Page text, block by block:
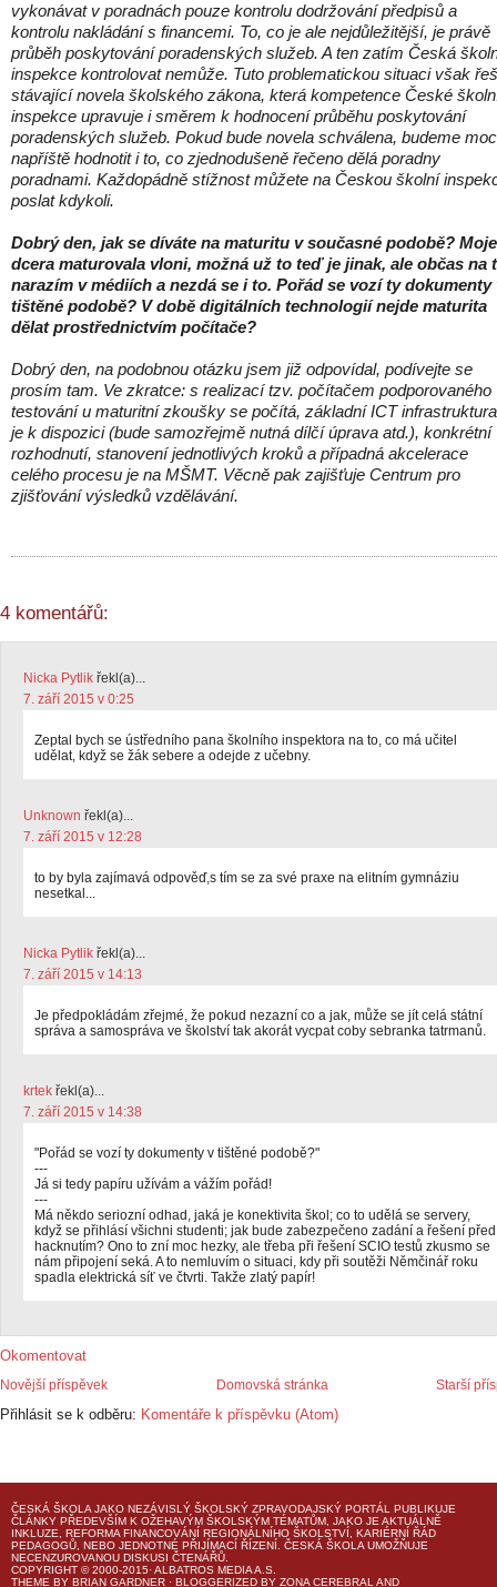
vykonávat v poradnách pouze kontrolu dodržování předpisů a
kontrolu nakládání s financemi. To, co je ale nejdůležitější, je právě
průběh poskytování poradenských služeb. A ten zatím Česká
inspekce kontrolovat nemůže. Tuto problematickou situaci však
stávající novela školského zákona, která kompetence České
inspekce upravuje i směrem k hodnocení průběhu poskytování
poradenských služeb. Pokud bude novela schválena, budeme
napříště hodnotit i to, co zjednodušeně řečeno dělá poradny
poradnami. Každopádně stížnost můžete na Českou školní
poslat kdykoli.
Dobrý den, jak se díváte na maturitu v současné podobě? Moje
dcera maturovala vloni, možná už to teď je jinak, ale občas na
narazím v médiích a nezdá se i to. Pořád se vozí ty dokumenty
tištěné podobě? V době digitálních technologií nejde maturita
dělat prostřednictvím počítače?
Dobrý den, na podobnou otázku jsem již odpovídal, podívejte se
prosím tam. Ve zkratce: s realizací tzv. počítačem podporovaného
testování u maturitní zkoušky se počítá, základní ICT infrastruktura
je k dispozici (bude samozřejmě nutná dílčí úprava atd.), konkrétní
rozhodnutí, stanovení jednotlivých kroků a případná akcelerace
celého procesu je na MŠMT. Věcně pak zajišťuje Centrum pro
zjišťování výsledků vzdělávání.
4 komentářů:
Nicka Pytlik řekl(a)...
7. září 2015 v 0:25
Zeptal bych se ústředního pana školního inspektora na to, co má učitel
udělat, když se žák sebere a odejde z učebny.
Unknown řekl(a)...
7. září 2015 v 12:28
to by byla zajímavá odpověď,s tím se za své praxe na elitním gymnáziu
nesetkal...
Nicka Pytlik řekl(a)...
7. září 2015 v 14:13
Je předpokládám zřejmé, že pokud nezazní co a jak, může se jít celá státní
správa a samospráva ve školství tak akorát vycpat coby sebranka tatrmanů.
krtek řekl(a)...
7. září 2015 v 14:38
"Pořád se vozí ty dokumenty v tištěné podobě?"
---
Já si tedy papíru užívám a vážím pořád!
---
Má někdo seriozní odhad, jaká je konektivita škol; co to udělá se servery,
když se přihlásí všichni studenti; jak bude zabezpečeno zadání a řešení před
hacknutím? Ono to zní moc hezky, ale třeba při řešení SCIO testů zkusmo se
nám připojení seká. A to nemluvím o situaci, kdy při soutěži Němčinář roku
spadla elektrická síť ve čtvrti. Takže zlatý papír!
Okomentovat
Novější příspěvek Starší
Domovská stránka
Přihlásit se k odběru: Komentáře k příspěvku (Atom)
ČESKÁ ŠKOLA JAKO NEZÁVISLÝ ŠKOLSKÝ ZPRAVODAJSKÝ PORTÁL PUBLIKUJE
ČLÁNKY PŘEDEVŠÍM K OŽEHAVÝM ŠKOLSKÝM TÉMATŮM, JAKO JE AKTUÁLNĚ
INKLUZE, REFORMA FINANCOVÁNÍ REGIONÁLNÍHO ŠKOLSTVÍ, KARIÉRNÍ ŘÁD
PEDAGOGŮ, NEBO JEDNOTNÉ PŘIJÍMACÍ ŘÍZENÍ. ČESKÁ ŠKOLA UMOŽŇUJE
NECENZUROVANOU DISKUSI ČTENÁŘŮ.
COPYRIGHT © 2000-2015· ALBATROS MEDIA A.S.
THEME BY BRIAN GARDNER · BLOGGERIZED BY ZONA CEREBRAL AND